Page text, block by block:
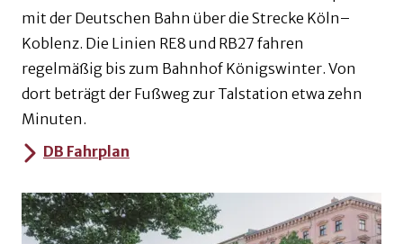
mit der Deutschen Bahn über die Strecke Köln–
Koblenz. Die Linien RE8 und RB27 fahren
regelmäßig bis zum Bahnhof Königswinter. Von
dort beträgt der Fußweg zur Talstation etwa zehn
Minuten.
DB Fahrplan